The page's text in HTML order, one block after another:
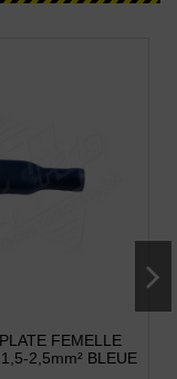
FEMELLE
2,5mm² BLEUE